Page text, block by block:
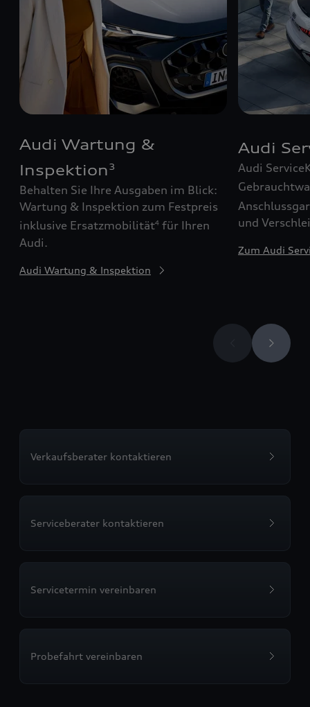
Audi Wartung &
Inspektion 3
Behalten Sie Ihre Ausgaben im Blick:
Wartung & Inspektion zum Festpreis
inklusive Ersatzmobilität4 für Ihren
Audi.
Audi Wartung & Inspektion
Audi
Audi
und
Zum Audi
Verkaufsberater kontaktieren
Serviceberater kontaktieren
Servicetermin vereinbaren
Probefahrt vereinbaren